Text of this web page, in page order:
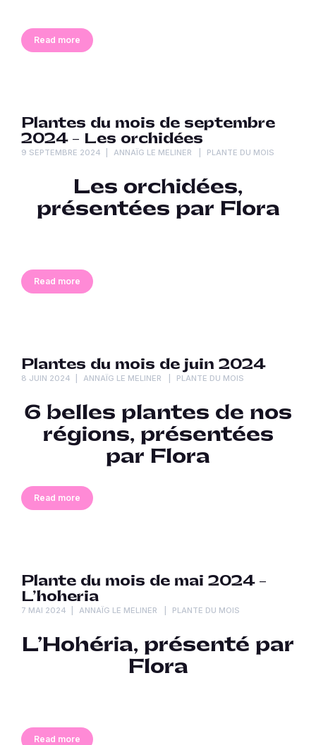
Read more
Plantes du mois de septembre
2024 – Les orchidées
9 SEPTEMBRE 2024 ANNAÏG LE MELINER PLANTE DU MOIS
Les orchidées,
présentées par Flora
Read more
Plantes du mois de juin 2024
8 JUIN 2024 ANNAÏG LE MELINER PLANTE DU MOIS
6 belles plantes de nos
régions, présentées
par Flora
Read more
Plante du mois de mai 2024 –
L’hoheria
7 MAI 2024 ANNAÏG LE MELINER PLANTE DU MOIS
L’Hohéria, présenté par
Flora
Read more